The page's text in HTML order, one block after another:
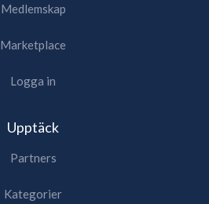
Medlemskap
Marketplace
Logga in
Upptäck
Partners
Kategorier